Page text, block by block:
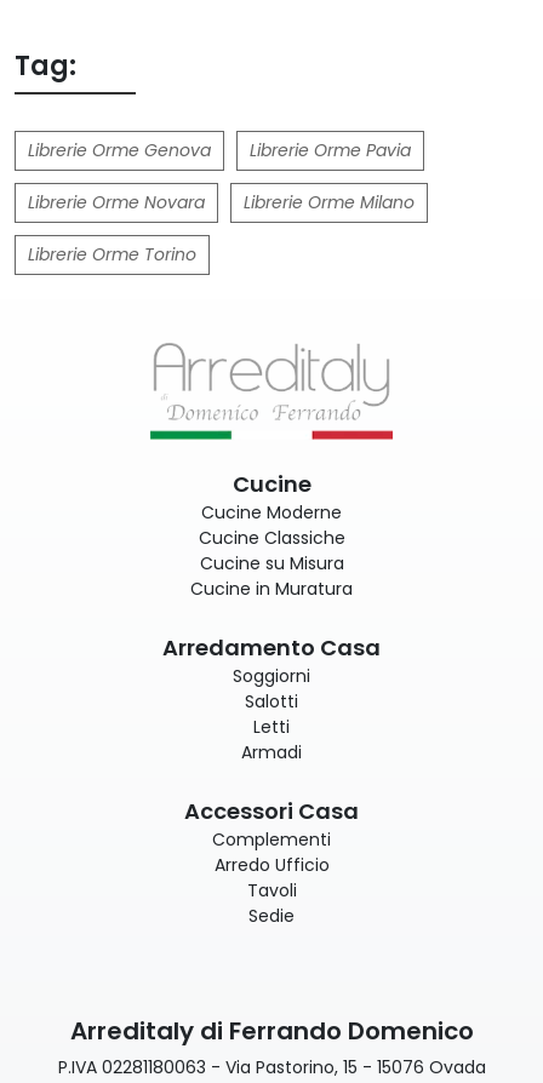
Tag:
Librerie Orme Genova Librerie Orme Pavia
Librerie Orme Novara Librerie Orme Milano
Librerie Orme Torino
Cucine
Cucine Moderne
Cucine Classiche
Cucine su Misura
Cucine in Muratura
Arredamento Casa
Soggiorni
Salotti
Letti
Armadi
Accessori Casa
Complementi
Arredo Ufficio
Tavoli
Sedie
Arreditaly di Ferrando Domenico
P.IVA 02281180063 - Via Pastorino, 15 - 15076 Ovada